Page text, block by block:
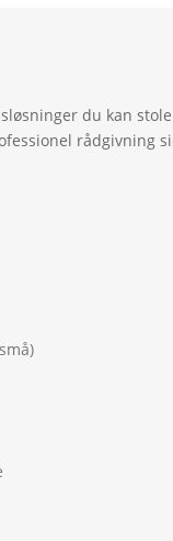
du kan
rådgivning